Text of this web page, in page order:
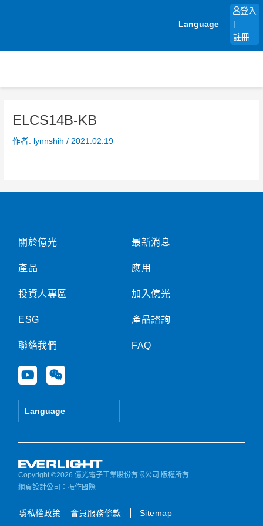
Language
登入
註冊
ELCS14B-KB
作者: lynnshih/ 2021.02.19
關於億光
產品
投資人專區
ESG
聯絡我們
Y
o
u
e
W
e
i
Language
最新消息
應用
加入億光
產品諮詢
FAQ
Copyright ©2026 億光電子工業股份有限公司 版權所有
網頁設計公司 ：振作國際
隱私權政策 會員服務條款 Sitemap